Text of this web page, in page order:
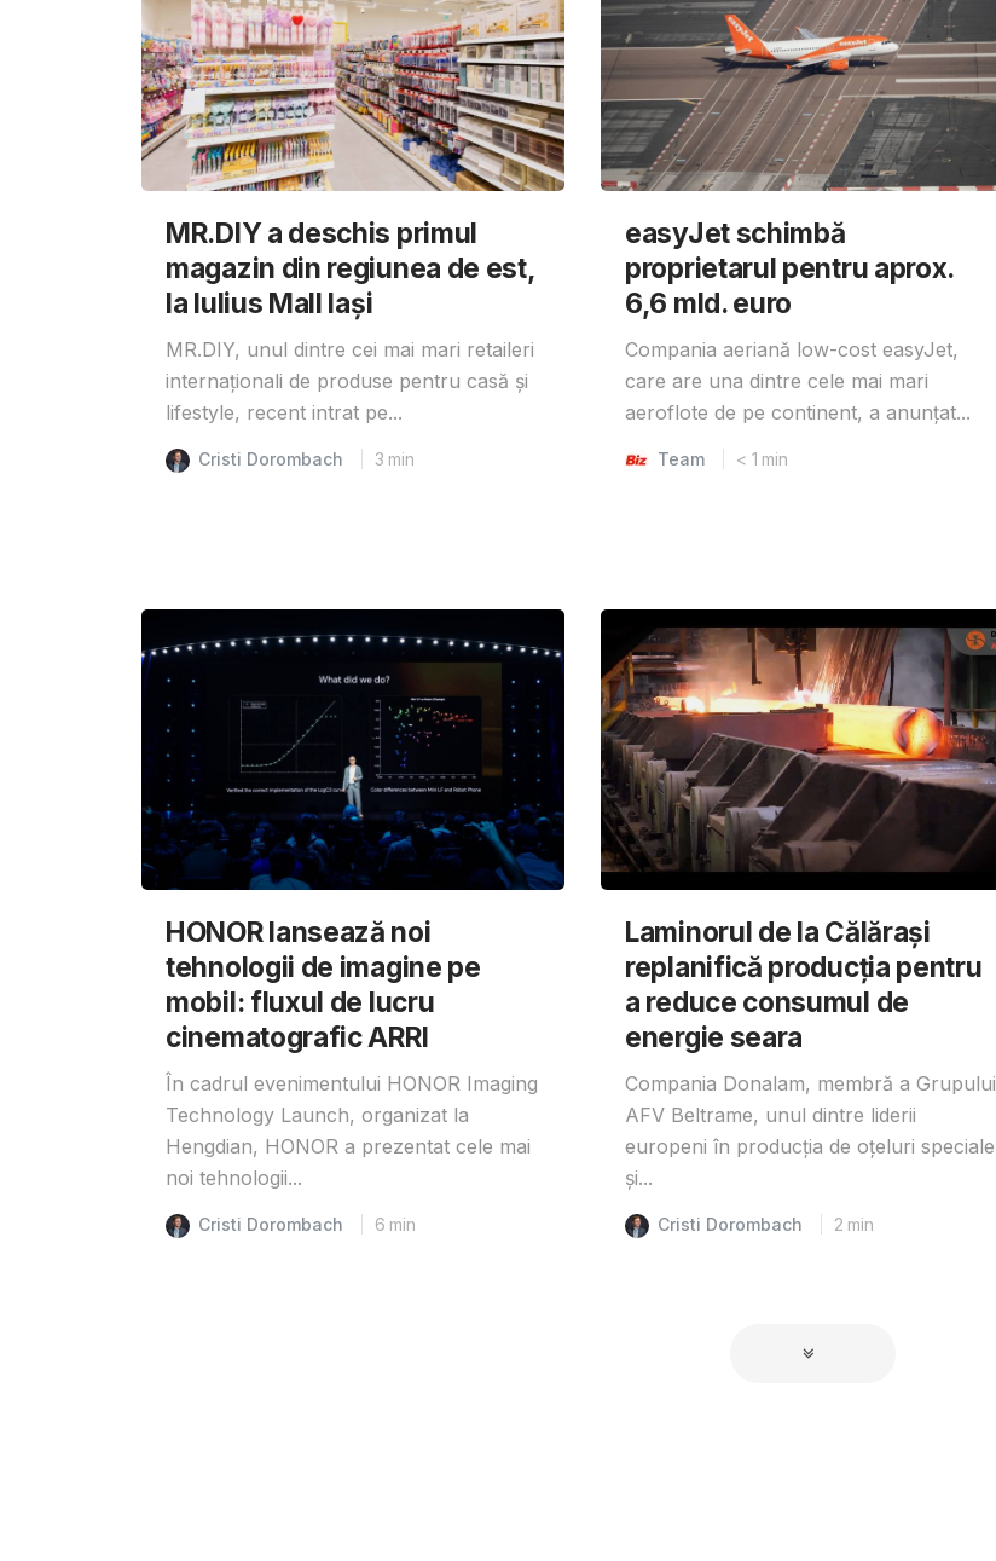
MR.DIY a deschis primul
magazin din regiunea de est,
la Iulius Mall Iași
MR.DIY, unul dintre cei mai mari retaileri
internaționali de produse pentru casă și
lifestyle, recent intrat pe...
Cristi Dorombach 3 min
easyJet schimbă
proprietarul pentru aprox.
6,6 mld. euro
Compania aeriană low-cost easyJet,
care are una dintre cele mai mari
aeroflote de pe continent, a anunțat...
Team < 1 min
HONOR lansează noi
tehnologii de imagine pe
mobil: fluxul de lucru
cinematografic ARRI
În cadrul evenimentului HONOR Imaging
Technology Launch, organizat la
Hengdian, HONOR a prezentat cele mai
noi tehnologii...
Cristi Dorombach 6 min
Laminorul de la Călărași
replanifică producția pentru
a reduce consumul de
energie seara
Compania Donalam, membră a Grupului
AFV Beltrame, unul dintre liderii
europeni în producția de oțeluri speciale
și...
Cristi Dorombach 2 min